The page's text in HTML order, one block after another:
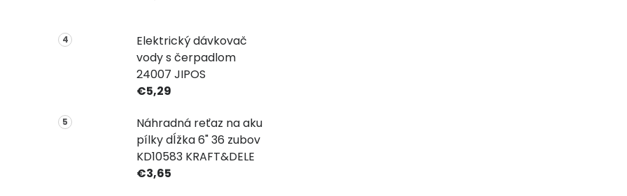
Elektrický dávkovač
vody s čerpadlom
24007 JIPOS
€5,29
Náhradná reťaz na aku
pílky dĺžka 6" 36 zubov
KD10583 KRAFT&DELE
€3,65